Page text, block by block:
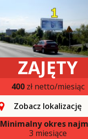
ZAJĘTY
400zł netto/miesiąc
Zobacz lokalizację
Minimalny okres
3 miesiące